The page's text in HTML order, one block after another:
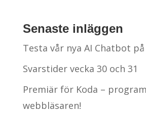
Senaste inläggen
Testa vår nya AI Chatbot
Svarstider vecka 30 och 31
Premiär för Koda –
webbläsaren!